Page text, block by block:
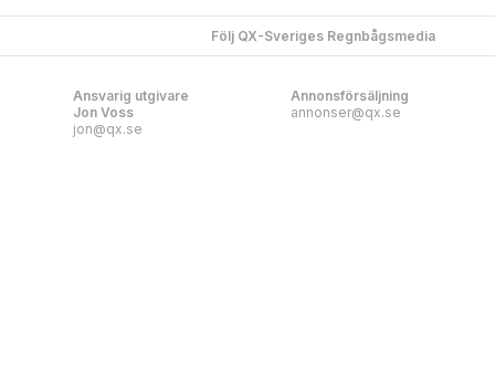
Följ QX-Sveriges Regnbågsmedia
Ansvarig utgivare
Jon Voss
jon@qx.se
Annonsförsäljning
annonser@qx.se